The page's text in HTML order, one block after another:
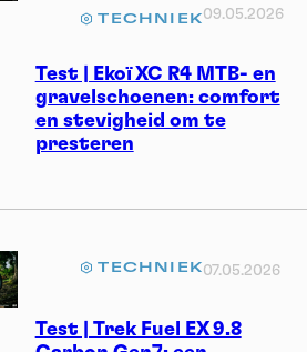
Test | Ekoï XC R4 MTB- en
gravelschoenen: comfort
en stevigheid om te
presteren
TECHNIEK09.05.2026
Test | Trek Fuel EX 9.8
TECHNIEK07.05.2026